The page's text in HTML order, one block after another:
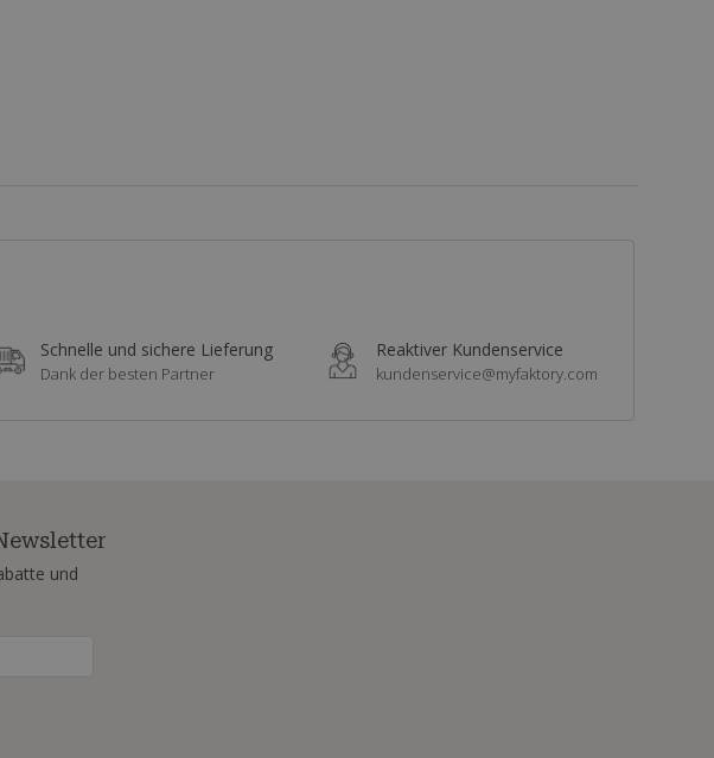
Schnelle und sichere Lieferung
Dank der besten Partner
Reaktiver Kundenservice
kundenservice@myfaktory.com
und